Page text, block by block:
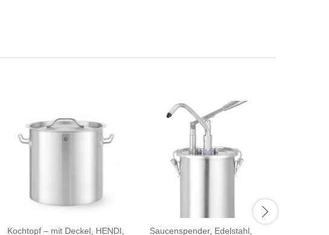
Kochtopf – mit Deckel, HENDI,
Saucenspender, Edelstahl,